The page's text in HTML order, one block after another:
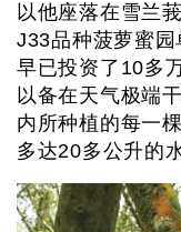
以他座落在雪兰
J33品种菠萝蜜
早已投资了10多
以备在天气极端
内所种植的每一
多达20多公升的